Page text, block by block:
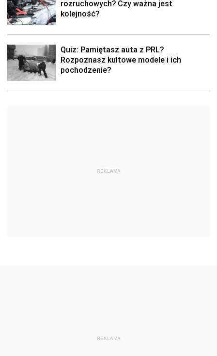
rozruchowych? Czy ważna jest
kolejność?
Quiz: Pamiętasz auta z PRL?
Rozpoznasz kultowe modele i ich
pochodzenie?
REKLAMA
REKLAMA